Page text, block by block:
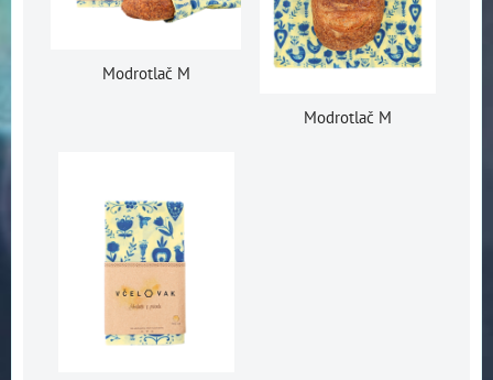
Modrotlač M
Modrotlač M